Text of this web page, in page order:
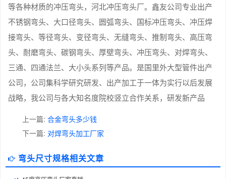
等各种材质的冲压弯头，河北冲压弯头厂。鑫友公司专业出产
不锈钢弯头、大口径弯头、圆弧弯头、国标冲压弯头、冲压焊
接弯头、等径弯头、变径弯头、无缝弯头、推制弯头、高压弯
头、耐磨弯头、碳钢弯头、厚壁弯头、冲压弯头、对焊弯头、
三通、四通法兰、大小头系列等产品。是国里外大型管件出产
公司，公司集科学研究研发、出产加工于一体为实行以后发展
战略，我公司与各大知名度院校竖立合作关系，研发新产品
上一篇: 合金弯头多少钱
下一篇: 对焊弯头加工厂家
弯头尺寸规格相关文章